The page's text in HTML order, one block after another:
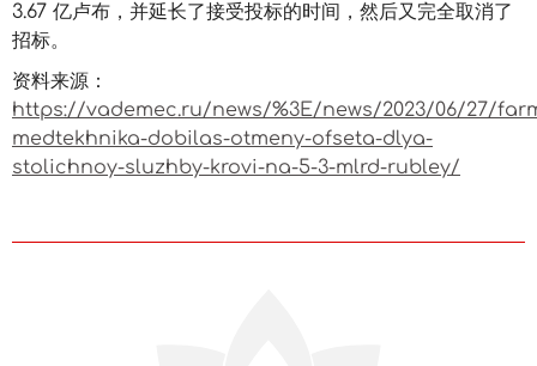
3.67 亿卢布，并延长了接受投标的时间，然后又完全取消了
招标。
资料来源：
https://vademec.ru/news/%3E/news/2023/06/27/
medtekhnika-dobilas-otmeny-ofseta-dlya-
stolichnoy-sluzhby-krovi-na-5-3-mlrd-rubley/